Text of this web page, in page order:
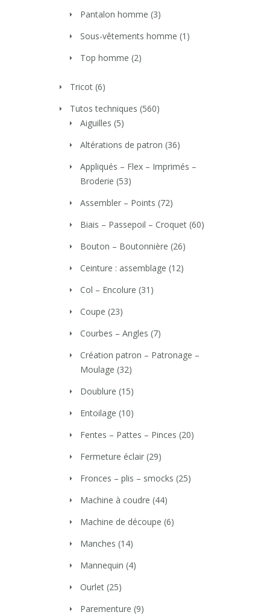
Pantalon homme (3)
Sous-vêtements homme (1)
Top homme (2)
Tricot (6)
Tutos techniques (560)
Aiguilles (5)
Altérations de patron (36)
Appliqués – Flex – Imprimés –
Broderie (53)
Assembler – Points (72)
Biais – Passepoil – Croquet (60)
Bouton – Boutonnière (26)
Ceinture : assemblage (12)
Col – Encolure (31)
Coupe (23)
Courbes – Angles (7)
Création patron – Patronage –
Moulage (32)
Doublure (15)
Entoilage (10)
Fentes – Pattes – Pinces (20)
Fermeture éclair (29)
Fronces – plis – smocks (25)
Machine à coudre (44)
Machine de découpe (6)
Manches (14)
Mannequin (4)
Ourlet (25)
Parementure (9)